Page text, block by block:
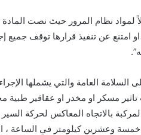
عن تنفيذ قرارها توقف جميع
مسكر او مخدر او عقاقير طبية
المركبة بالاتجاه المعاكس لحركة
وعشرين كيلومتر في الساعة ،